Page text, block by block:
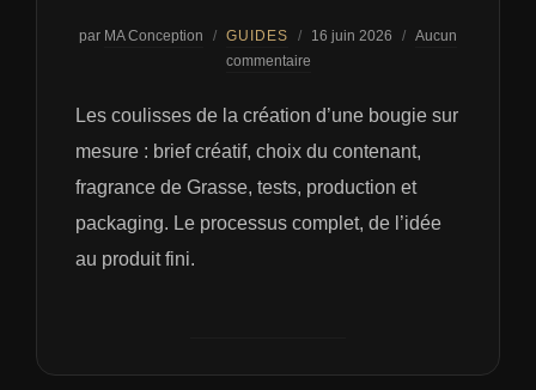
par MA Conception GUIDES
Publié
16 juin 2026
Aucun
commentaire
Les coulisses de la création d’une bougie sur
mesure : brief créatif, choix du contenant,
fragrance de Grasse, tests, production et
packaging. Le processus complet, de l’idée
au produit fini.